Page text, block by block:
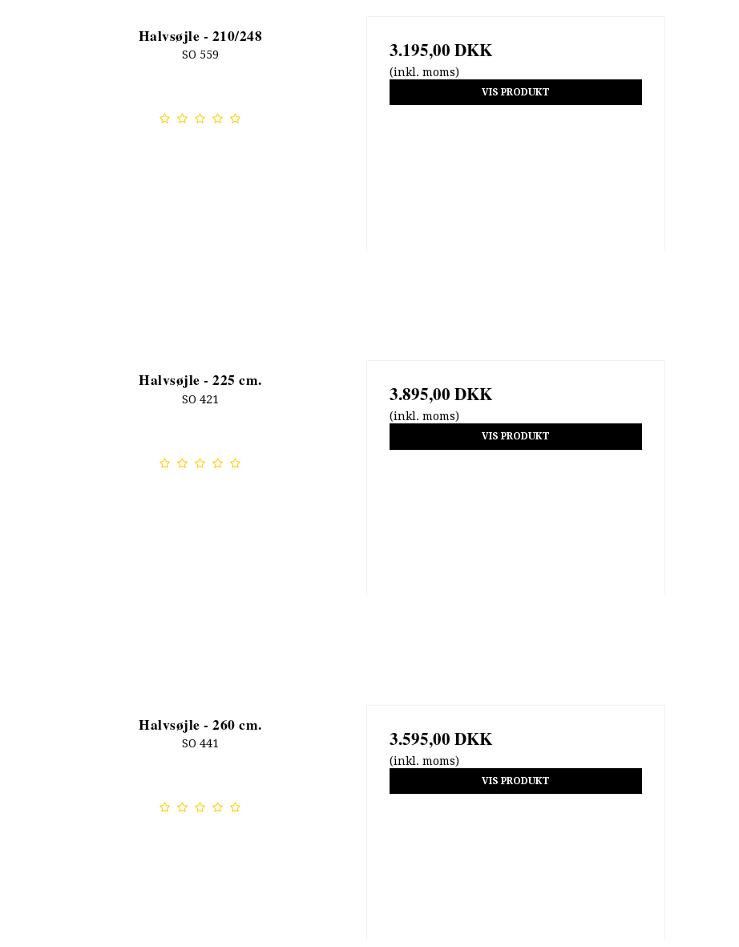
Halvsøjle - 210/248
SO 559 3.195,00 DKK
(inkl. moms)
VIS PRODUKT
Halvsøjle - 225 cm.
SO 421 3.895,00 DKK
(inkl. moms)
VIS PRODUKT
Halvsøjle - 260 cm.
SO 441 3.595,00 DKK
(inkl. moms)
VIS PRODUKT